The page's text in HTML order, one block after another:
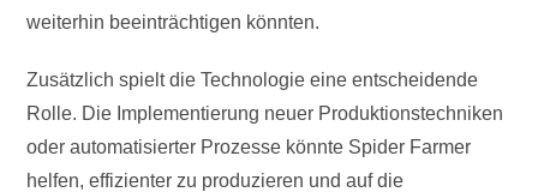
weiterhin beeinträchtigen könnten.
Zusätzlich spielt die Technologie eine entscheidende
Rolle. Die Implementierung neuer Produktionstechniken
oder automatisierter Prozesse könnte Spider Farmer
helfen, effizienter zu produzieren und auf die